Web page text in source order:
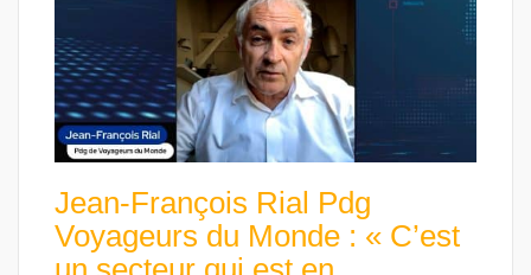
Jean-François Rial Pdg
Voyageurs du Monde : « C’est